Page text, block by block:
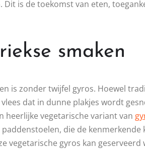
is de toekomst van eten,
smaken
is zonder twijfel gyros. Hoewel
dat in dunne plakjes wordt
heerlijke vegetarische variant van
die de kenmerkende
vegetarische gyros kan geserveerd